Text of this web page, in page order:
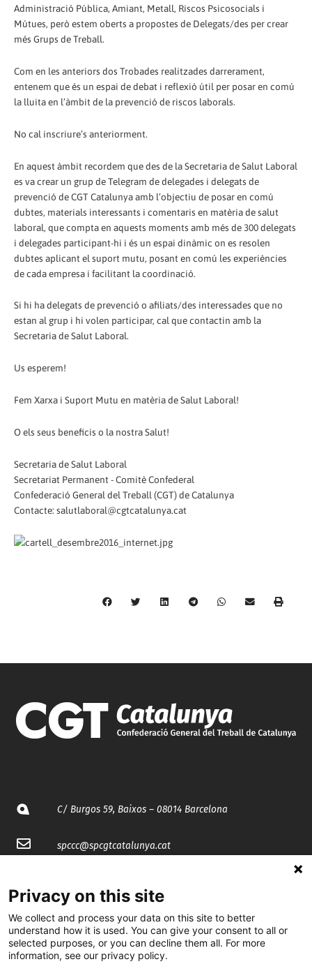
Administració Pública, Amiant, Metall, Riscos Psicosocials i
Mútues, però estem oberts a propostes de Delegats/des per crear
més Grups de Treball.
Com en les anteriors dos Trobades realitzades darrerament,
entenem que és un espai de debat i reflexió útil per posar en comú
la lluita en l’àmbit de la prevenció de riscos laborals.
No cal inscriure’s anteriorment.
En aquest àmbit recordem que des de la Secretaria de Salut Laboral
es va crear un grup de Telegram de delegades i delegats de
prevenció de CGT Catalunya amb l’objectiu de posar en comú
dubtes, materials interessants i comentaris en matèria de salut
laboral, que compta en aquests moments amb més de 300 delegats
i delegades participant-hi i és un espai dinàmic on es resolen
dubtes aplicant el suport mutu, posant en comú les experiències
de cada empresa i facilitant la coordinació.
Si hi ha delegats de prevenció o afiliats/des interessades que no
estan al grup i hi volen participar, cal que contactin amb la
Secretaria de Salut Laboral.
Us esperem!
Fem Xarxa i Suport Mutu en matèria de Salut Laboral!
O els seus beneficis o la nostra Salut!
Secretaria de Salut Laboral
Secretariat Permanent - Comitè Confederal
Confederació General del Treball (CGT) de Catalunya
Contacte: salutlaboral@cgtcatalunya.cat
C/ Burgos 59, Baixos – 08014 Barcelona
spccc@spcgtcatalunya.cat
@CGTCatalunya
cgtcatalunya
Privacy on this site
We collect and process your data on this site to better
understand how it is used. You can give your consent to all or
selected purposes, or you can decline them all. For more
information, see our privacy policy.